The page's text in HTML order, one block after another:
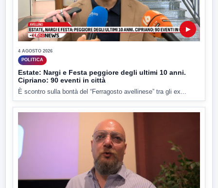
▶
4 AGOSTO 2026
POLITICA
Estate: Nargi e Festa peggiore degli ultimi 10 anni.
Cipriano: 90 eventi in città
È scontro sulla bontà del “Ferragosto avellinese” tra gli ex...